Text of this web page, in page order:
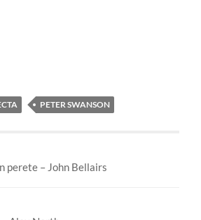
PETER SWANSON
perete – John Bellairs